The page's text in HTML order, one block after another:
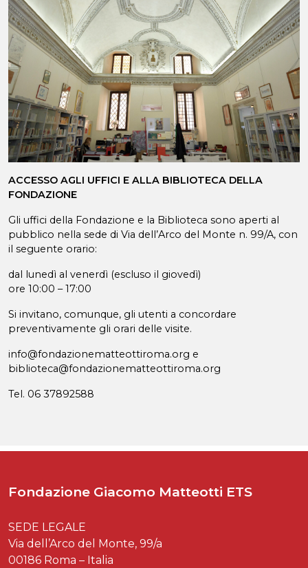
ACCESSO AGLI UFFICI E ALLA BIBLIOTECA DELLA
FONDAZIONE
Gli uffici della Fondazione e la Biblioteca sono aperti al
pubblico nella sede di Via dell’Arco del Monte n. 99/A, con
il seguente orario:
dal lunedì al venerdì (escluso il giovedì)
ore 10:00 – 17:00
Si invitano, comunque, gli utenti a concordare
preventivamente gli orari delle visite.
info@fondazionematteottiroma.org e
biblioteca@fondazionematteottiroma.org
Tel. 06 37892588
Fondazione Giacomo Matteotti ETS
SEDE LEGALE
Via dell’Arco del Monte, 99/a
00186 Roma – Italia